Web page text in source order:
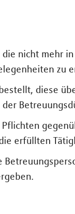
nicht mehr
zu
diese
erfüllten